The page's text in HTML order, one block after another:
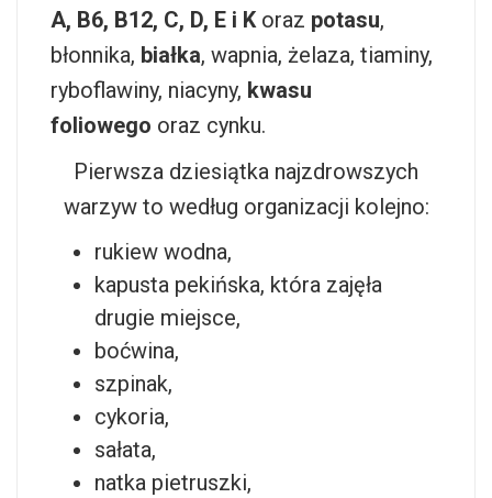
A, B6, B12, C, D, E i Koraz potasu,
błonnika, białka, wapnia, żelaza, tiaminy,
ryboflawiny, niacyny, kwasu
foliowego oraz cynku.
Pierwsza dziesiątka najzdrowszych
warzyw to według organizacji kolejno:
rukiew wodna,
kapusta pekińska, która zajęła
drugie miejsce,
boćwina,
szpinak,
cykoria,
sałata,
natka pietruszki,